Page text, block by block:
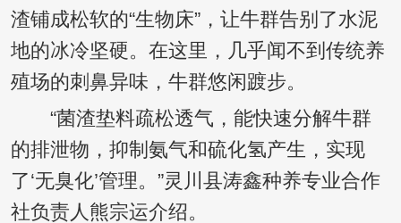
渣铺成松软的“生物床”，让牛群告别了水泥
地的冰冷坚硬。在这里，几乎闻不到传统养
殖场的刺鼻异味，牛群悠闲踱步。
“菌渣垫料疏松透气，能快速分解牛群
的排泄物，抑制氨气和硫化氢产生，实现
了‘无臭化’管理。”灵川县涛鑫种养专业合作
社负责人熊宗运介绍。